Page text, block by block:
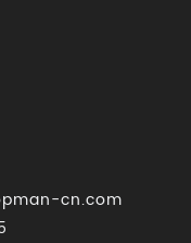
cn.com